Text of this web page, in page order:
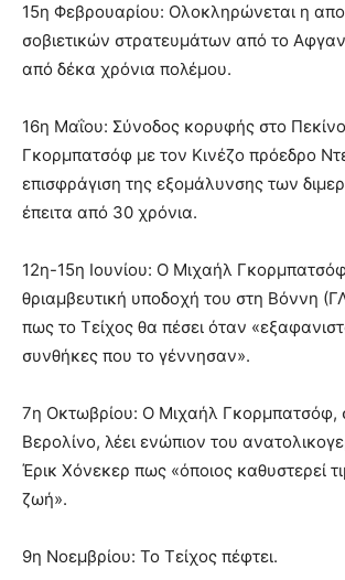
15η Φεβρουαρίου: Ολοκληρώνεται η
σοβιετικών στρατευμάτων από το
από δέκα χρόνια πολέμου.
16η Μαΐου: Σύνοδος κορυφής στο
Γκορμπατσόφ με τον Κινέζο πρόεδρο
επισφράγιση της εξομάλυνσης των
έπειτα από 30 χρόνια.
12η-15η Ιουνίου: Ο Μιχαήλ
θριαμβευτική υποδοχή του στη Βόννη
πως το Τείχος θα πέσει όταν
συνθήκες που το γέννησαν».
7η Οκτωβρίου: Ο Μιχαήλ Γκορμπατσόφ,
Βερολίνο, λέει ενώπιον του
Έρικ Χόνεκερ πως «όποιος καθυστερεί
ζωή».
9η Νοεμβρίου: Το Τείχος πέφτει.